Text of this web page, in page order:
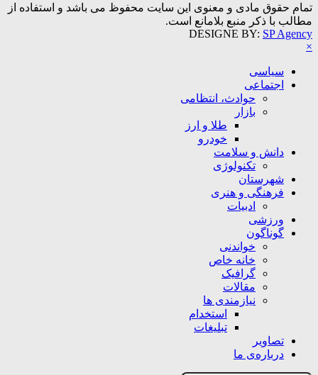
تمام حقوق مادی و معنوی این سایت محفوظ می باشد و استفاده از
مطالب با ذکر منبع بلامانع است.
DESIGNE BY: SP Agency
×
سیاسی
اجتماعی
حوادث، انتظامی
بازار
طلا و ارز
خودرو
دانش و سلامت
تکنولوژی
شهرستان
فرهنگی و هنری
ادبیات
ورزشی
گوناگون
خواندنی
خانه خاص
گرافیک
مقالات
نیازمندی ها
استخدام
تبلیغات
تصاویر
درباره‌ی ما